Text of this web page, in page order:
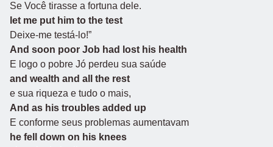
Se Você tirasse a fortuna dele.
let me put him to the test
Deixe-me testá-lo!”
And soon poor Job had lost his health
E logo o pobre Jó perdeu sua saúde
and wealth and all the rest
e sua riqueza e tudo o mais,
And as his troubles added up
E conforme seus problemas aumentavam
he fell down on his knees